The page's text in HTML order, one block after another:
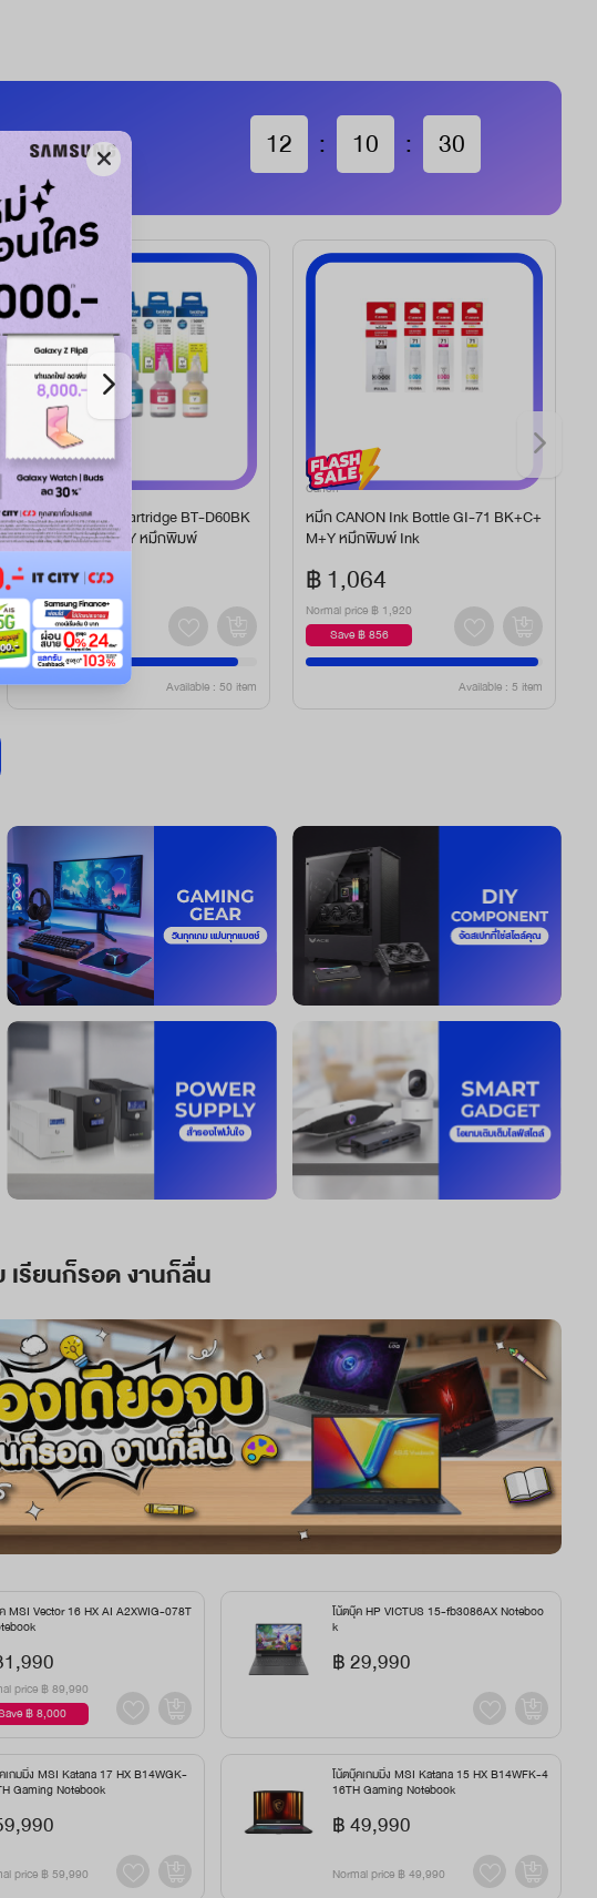
12 : 10 : 28
Brother
BROTHER INK Cartridge BT-D60BK
+BT-5000 C+M+Y หมึกพิมพ์
฿ 770
Normal price฿ 1,190
Save ฿ 420
Available : 50 item
Canon
หมึก CANON Ink Bottle GI-71 BK+C+
M+Y หมึกพิมพ์ Ink
฿ 1,064
Normal price ฿ 1,920
Save ฿ 856
Available : 5 item
เรียนก็รอด งานก็ลื่น
MSI Vector 16 HX AI A2XWIG-078T
price ฿ 89,990
฿ 8,000
โน้ตบุ๊ค HP VICTUS 15-fb3086AX Noteboo
k
฿ 29,990
เกมมิ่ง MSI Katana 17 HX B14WGK-
Gaming Notebook
price ฿ 59,990
โน้ตบุ๊คเกมมิ่ง MSI Katana 15 HX B14WFK-4
16TH Gaming Notebook
฿ 49,990
Normal price ฿ 49,990